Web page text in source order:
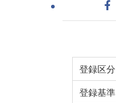
登録区分
登録基準